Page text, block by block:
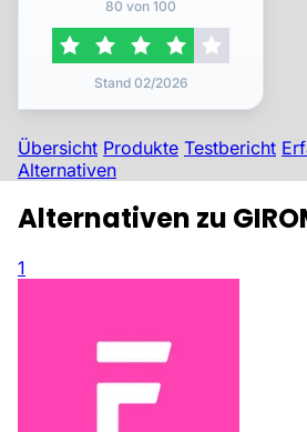
80 von 100
Stand 02/2026
Übersicht Produkte Testbericht
Alternativen
Alternativen zu
1